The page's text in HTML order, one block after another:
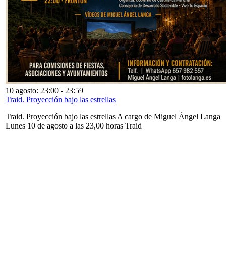
10 agosto: 23:00 - 23:59
Traid. Proyección bajo las estrellas
Traid. Proyección bajo las estrellas A cargo de Miguel Ángel Langa
Lunes 10 de agosto a las 23,00 horas Traid